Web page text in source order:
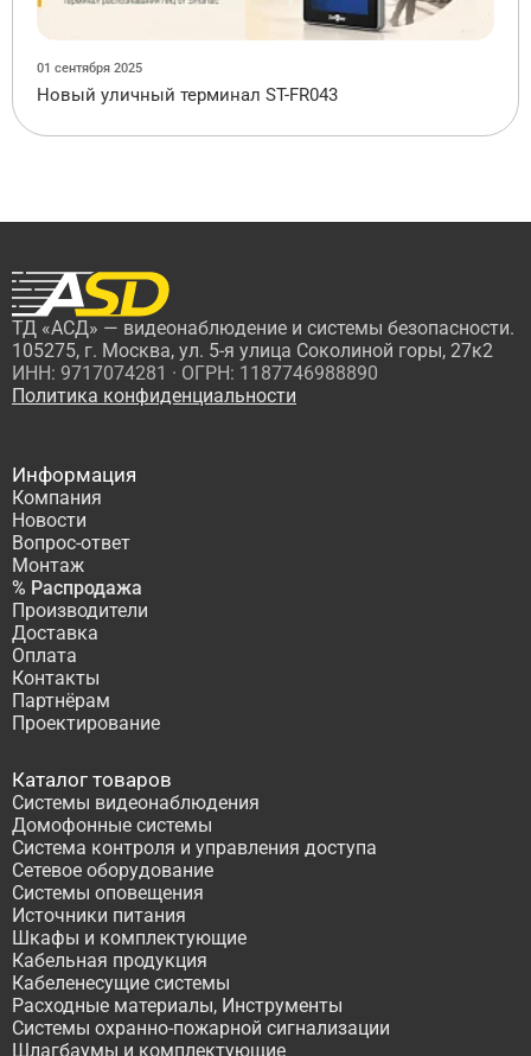
01 сентября 2025
Новый уличный терминал ST-FR043
ТД «АСД» — видеонаблюдение и системы безопасности.
105275, г. Москва, ул. 5-я улица Соколиной горы, 27к2
ИНН: 9717074281 · ОГРН: 1187746988890
Политика конфиденциальности
Информация
Компания
Новости
Вопрос-ответ
Монтаж
% Распродажа
Производители
Доставка
Оплата
Контакты
Партнёрам
Проектирование
Каталог товаров
Системы видеонаблюдения
Домофонные системы
Система контроля и управления доступа
Сетевое оборудование
Системы оповещения
Источники питания
Шкафы и комплектующие
Кабельная продукция
Кабеленесущие системы
Расходные материалы, Инструменты
Системы охранно-пожарной сигнализации
Шлагбаумы и комплектующие